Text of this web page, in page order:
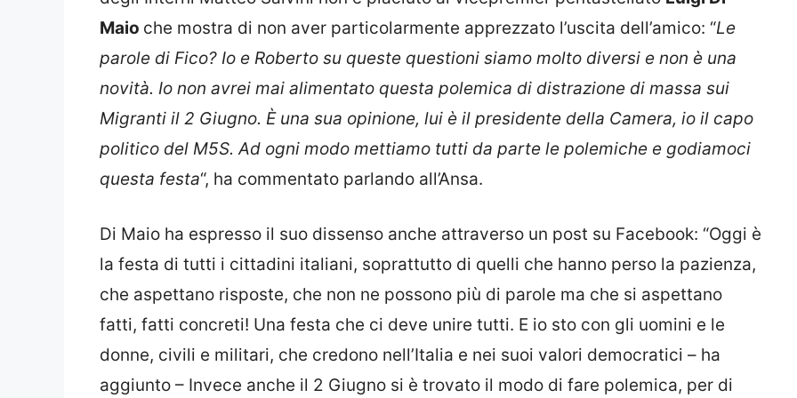
Maio che mostra di non aver particolarmente apprezzato l’uscita dell’amico: “Le
parole di Fico? Io e Roberto su queste questioni siamo molto diversi e non è una
novità. Io non avrei mai alimentato questa polemica di distrazione di massa sui
Migranti il 2 Giugno. È una sua opinione, lui è il presidente della Camera, io il capo
politico del M5S. Ad ogni modo mettiamo tutti da parte le polemiche e godiamoci
questa festa“, ha commentato parlando all’Ansa.
Di Maio ha espresso il suo dissenso anche attraverso un post su Facebook: “Oggi è
la festa di tutti i cittadini italiani, soprattutto di quelli che hanno perso la pazienza,
che aspettano risposte, che non ne possono più di parole ma che si aspettano
fatti, fatti concreti! Una festa che ci deve unire tutti. E io sto con gli uomini e le
donne, civili e militari, che credono nell’Italia e nei suoi valori democratici – ha
aggiunto – Invece anche il 2 Giugno si è trovato il modo di fare polemica, per di